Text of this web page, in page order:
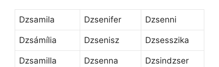
Dzsamila Dzsenifer Dzsenni
Dzsámília Dzsenisz Dzsesszika
Dzsamilla Dzsenna Dzsindzser